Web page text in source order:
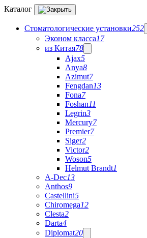
Каталог
Стоматологические установки252
Эконом класса17
из Китая78
Ajax5
Anya8
Azimut7
Fengdan13
Fona7
Foshan11
Legrin3
Mercury7
Premier7
Siger2
Victor2
Woson5
Helmut Brandt1
A-Dec13
Anthos9
Castellini5
Chiromega12
Clesta2
Darta4
Diplomat20